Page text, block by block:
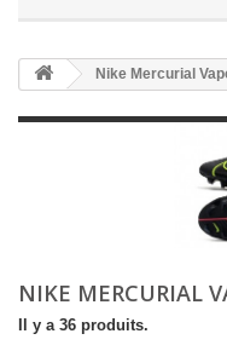
Nike Mercurial
NIKE MERCURIAL
Il y a 36 produits.